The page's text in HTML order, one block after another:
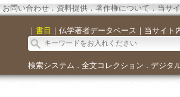
お問い合わせ． 資料提供．著作権について．当サ
｜ 書目 ｜ 仏学著者データベース ｜ 当サイト
検索システム ． 全文コレクション ． デジタ